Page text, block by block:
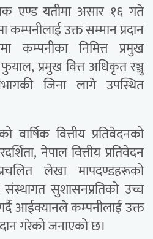
एण्ड यतीमा असार १६ गते
उक्त सम्मान प्रदान
कम्पनीका निमित्त प्रमुख
प्रमुख वित्त अधिकृत रञ्जु
जिना लागे उपस्थित
वित्तीय प्रतिवेदनको
नेपाल वित्तीय प्रतिवेदन
लेखा मापदण्डहरूको
संस्थागत सुशासनप्रतिको उच्च
गर्दै आईक्यानले कम्पनीलाई उक्त
गरेको जनाएको छ।